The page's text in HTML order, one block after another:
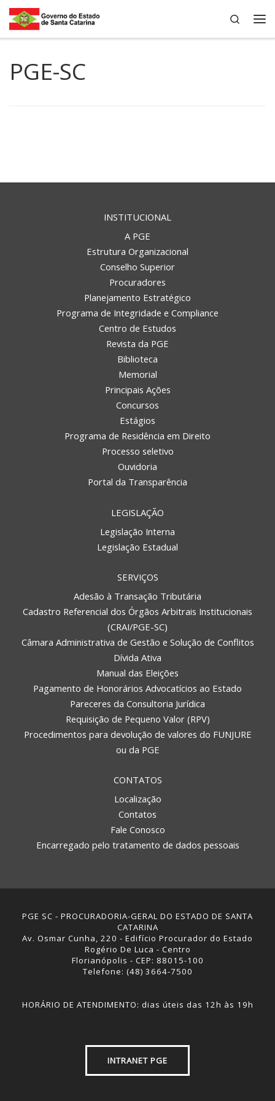
Skip to content
Search
PGE-SC
INSTITUCIONAL
A PGE
Estrutura Organizacional
Conselho Superior
Procuradores
Planejamento Estratégico
Programa de Integridade e Compliance
Centro de Estudos
Revista da PGE
Biblioteca
Memorial
Principais Ações
Concursos
Estágios
Programa de Residência em Direito
Processo seletivo
Ouvidoria
Portal da Transparência
LEGISLAÇÃO
Legislação Interna
Legislação Estadual
SERVIÇOS
Adesão à Transação Tributária
Cadastro Referencial dos Órgãos Arbitrais Institucionais
(CRAI/PGE-SC)
Câmara Administrativa de Gestão e Solução de Conflitos
Dívida Ativa
Manual das Eleições
Pagamento de Honorários Advocatícios ao Estado
Pareceres da Consultoria Jurídica
Requisição de Pequeno Valor (RPV)
Procedimentos para devolução de valores do FUNJURE
ou da PGE
CONTATOS
Localização
Contatos
Fale Conosco
Encarregado pelo tratamento de dados pessoais
PGE SC - PROCURADORIA-GERAL DO ESTADO DE SANTA
CATARINA
Av. Osmar Cunha, 220 - Edifício Procurador do Estado
Rogério De Luca - Centro
Florianópolis - CEP: 88015-100
Telefone: (48) 3664-7500
HORÁRIO DE ATENDIMENTO: dias úteis das 12h às 19h
INTRANET PGE